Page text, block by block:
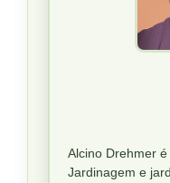
Alcino Drehmer
Jardinagem e